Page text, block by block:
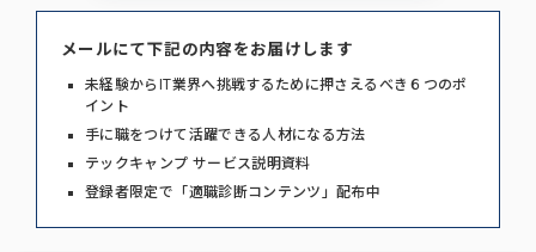
メールにて下記の内容をお届けします
未経験からIT業界へ挑戦するために押さえるべき６つのポ
イント
手に職をつけて活躍できる人材になる方法
テックキャンプ サービス説明資料
登録者限定で「適職診断コンテンツ」配布中